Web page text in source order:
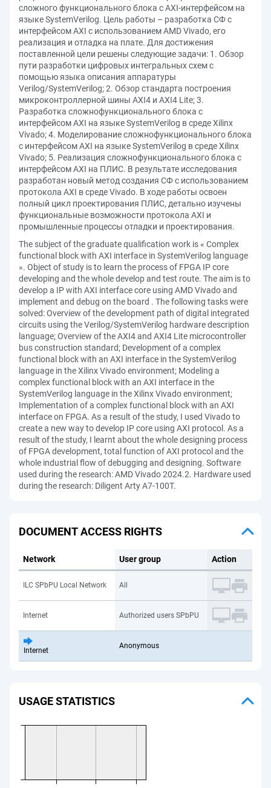
сложного функционального блока с AXI-интерфейсом на
языке SystemVerilog. Цель работы – разработка СФ с
интерфейсом AXI с использованием AMD Vivado, его
реализация и отладка на плате. Для достижения
поставленной цели решены следующие задачи: 1. Обзор
пути разработки цифровых интегральных схем с
помощью языка описания аппаратуры
Verilog/SystemVerilog; 2. Обзор стандарта построения
микроконтроллерной шины AXI4 и AXI4 Lite; 3.
Разработка сложнофункционального блока с
интерфейсом AXI на языке SystemVerilog в среде Xilinx
Vivado; 4. Моделирование сложнофункционального блока
с интерфейсом AXI на языке SystemVerilog в среде Xilinx
Vivado; 5. Реализация сложнофункционального блока с
интерфейсом AXI на ПЛИС. В результате исследования
разработан новый метод создания СФ с использованием
протокола AXI в среде Vivado. В ходе работы освоен
полный цикл проектирования ПЛИС, детально изучены
функциональные возможности протокола AXI и
промышленные процессы отладки и проектирования.
The subject of the graduate qualification work is « Complex
functional block with AXI interface in SystemVerilog language
». Object of study is to learn the process of FPGA IP core
developing and the whole develop and test route. The aim is to
develop a IP with AXI interface core using AMD Vivado and
implement and debug on the board . The following tasks were
solved: Overview of the development path of digital integrated
circuits using the Verilog/SystemVerilog hardware description
language; Overview of the AXI4 and AXI4 Lite microcontroller
bus construction standard; Development of a complex
functional block with an AXI interface in the SystemVerilog
language in the Xilinx Vivado environment; Modeling a
complex functional block with an AXI interface in the
SystemVerilog language in the Xilinx Vivado environment;
Implementation of a complex functional block with an AXI
interface on FPGA. As a result of the study, I used Vivado to
create a new way to develop IP core using AXI protocol. As a
result of the study, I learnt about the whole designing process
of FPGA development, total function of AXI protocol and the
whole industrial flow of debugging and designing. Software
used during the research: AMD Vivado 2024.2. Hardware used
during the research: Diligent Arty A7-100T.
DOCUMENT ACCESS RIGHTS
Network User group Action
ILC SPbPU Local Network All
Internet Authorized users SPbPU
Internet
Anonymous
USAGE STATISTICS